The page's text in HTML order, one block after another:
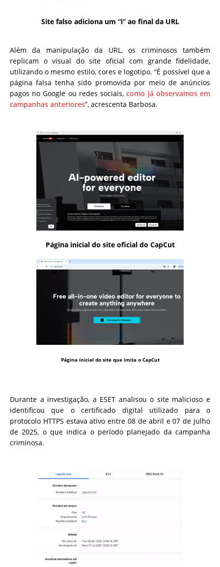
Site falso adiciona um “i” ao final da URL
Além da manipulação da URL, os criminosos também
replicam o visual do site oficial com grande fidelidade,
utilizando o mesmo estilo, cores e logotipo. “É possível que a
página falsa tenha sido promovida por meio de anúncios
pagos no Google ou redes sociais,como já observamos em
campanhas anteriores”, acrescenta Barbosa.
Página inicial do site oficial do CapCut
Página inicial do site que imita o CapCut
Durante a investigação, a ESET analisou o site malicioso e
identificou que o certificado digital utilizado para o
protocolo HTTPS estava ativo entre 08 de abril e 07 de julho
de 2025, o que indica o período planejado da campanha
criminosa.